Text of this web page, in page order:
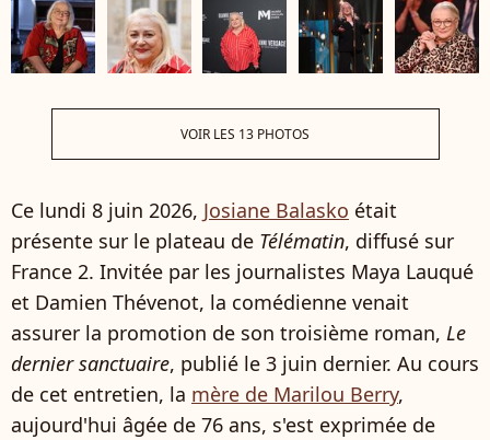
VOIR LES 13 PHOTOS
Ce lundi 8 juin 2026, Josiane Balasko était
présente sur le plateau de Télématin, diffusé sur
France 2. Invitée par les journalistes Maya Lauqué
et Damien Thévenot, la comédienne venait
assurer la promotion de son troisième roman, Le
dernier sanctuaire, publié le 3 juin dernier. Au cours
de cet entretien, la mère de Marilou Berry,
aujourd'hui âgée de 76 ans, s'est exprimée de